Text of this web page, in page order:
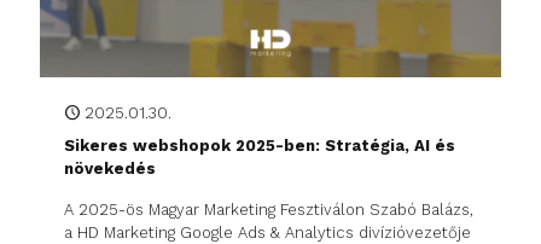
2025.01.30.
Sikeres webshopok 2025-ben: Stratégia, AI és
növekedés
A 2025-ös Magyar Marketing Fesztiválon Szabó Balázs,
a HD Marketing Google Ads & Analytics divízióvezetője